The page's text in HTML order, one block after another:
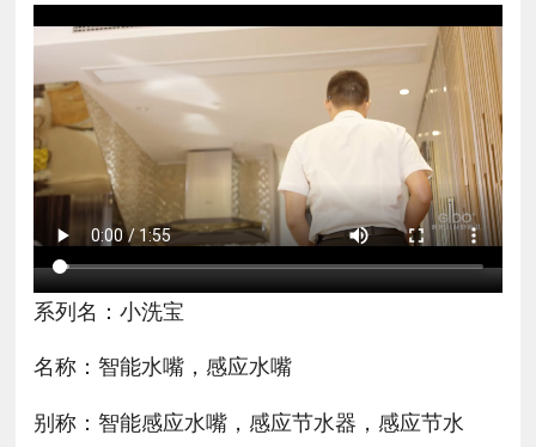
系列名：小洗宝
名称：智能水嘴，感应水嘴
别称：智能感应水嘴，感应节水器，感应节水